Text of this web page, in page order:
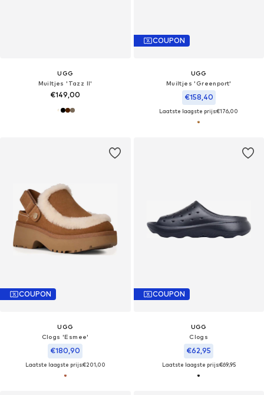
UGG
Muiltjes 'Tazz II'
€149,00
COUPON
UGG
Muiltjes 'Greenport'
€158,40
Laatste laagste prijs:€176,00
COUPON
UGG
Clogs 'Esmee'
€180,90
Laatste laagste prijs:€201,00
COUPON
UGG
Clogs
€62,95
Laatste laagste prijs:€69,95